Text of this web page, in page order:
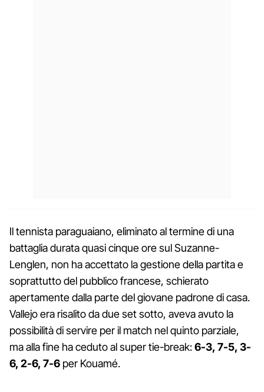
Il tennista paraguaiano, eliminato al termine di una
battaglia durata quasi cinque ore sul Suzanne-
Lenglen, non ha accettato la gestione della partita e
soprattutto del pubblico francese, schierato
apertamente dalla parte del giovane padrone di casa.
Vallejo era risalito da due set sotto, aveva avuto la
possibilità di servire per il match nel quinto parziale,
ma alla fine ha ceduto al super tie-break:6-3, 7-5, 3-
6, 2-6, 7-6 per Kouamé.